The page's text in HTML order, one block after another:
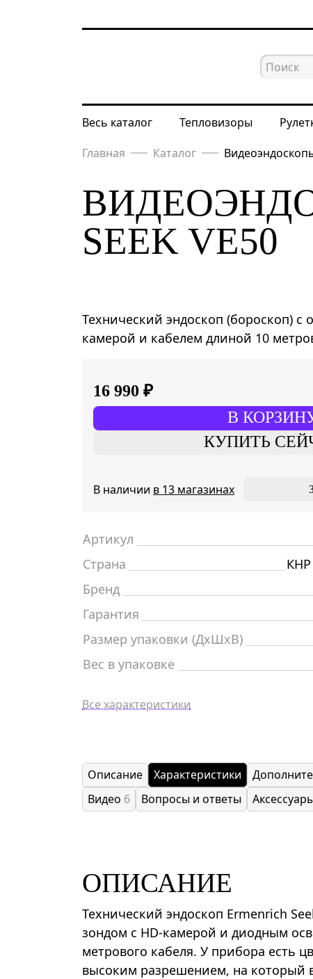
Весь каталог Тепловизоры
Главная
Каталог
SEEK VE50
Технический эндоскоп (бороскоп) с
камерой и кабелем длиной 10
16 990 ₽
В
КУПИТЬ
В наличии в 13 магазинах
Артикул
Страна
Бренд
Гарантия
Размер упаковки (ДxШxВ)
Вес в упаковке
Все характеристики
Описание Характеристики
Видео 6 Вопросы и ответы
ОПИСАНИЕ
Технический эндоскоп Ermenrich
зондом с HD-камерой и диодным
метрового кабеля. У прибора есть
высоким разрешением, на который